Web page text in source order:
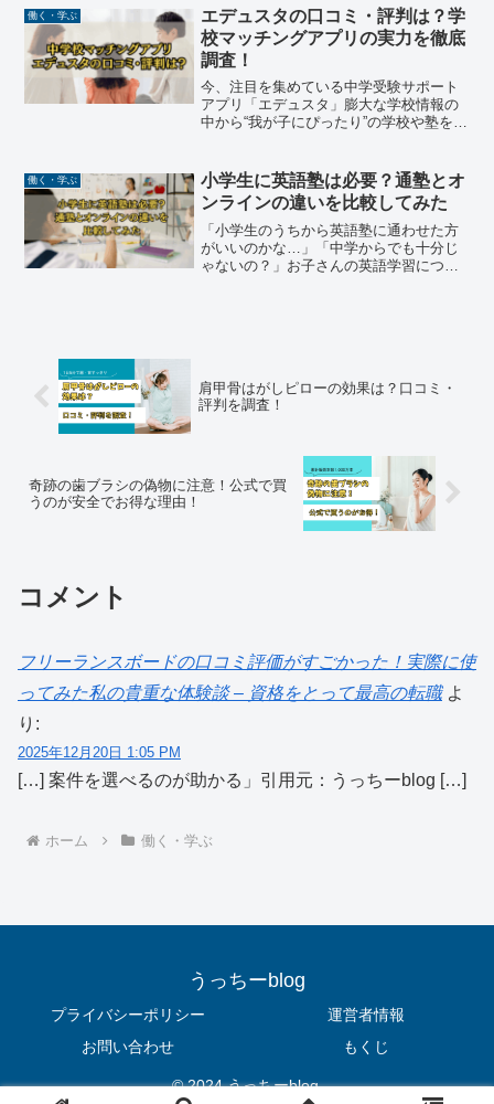
は、ぜひ参考にしてみてください。※こ
の記事...
働く・学ぶ
エデュスタの口コミ・評判は？学
校マッチングアプリの実力を徹底
調査！
今、注目を集めている中学受験サポート
アプリ「エデュスタ」膨大な学校情報の
中から“我が子にぴったり”の学校や塾を選
のが、受験・教育情報サイト「株式会社
インターエデュ・ドッ...
働く・学ぶ
小学生に英語塾は必要？通塾とオ
ンラインの違いを比較してみた
「小学生のうちから英語塾に通わせた方
がいいのかな…」「中学からでも十分じ
ゃないの？」お子さんの英語学習につい
肩甲骨はがしピローの効果は？口コミ・
評判を調査！
奇跡の歯ブラシの偽物に注意！公式で買
うのが安全でお得な理由！
コメント
フリーランスボードの口コミ評価がすごかった！実際に使
ってみた私の貴重な体験談 – 資格をとって最高の転職 よ
り:
2025年12月20日 1:05 PM
[…] 案件を選べるのが助かる」引用元：うっちーblog […]
ホーム 働く・学ぶ
うっちーblog
プライバシーポリシー
運営者情報
お問い合わせ
もくじ
© 2024 うっちーblog.